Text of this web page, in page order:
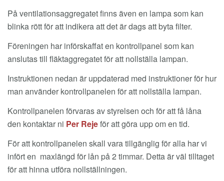
På ventilationsaggregatet finns även en lampa som kan
blinka rött för att indikera att det är dags att byta filter.
Föreningen har införskaffat en kontrollpanel som kan
anslutas till fläktaggregatet för att nollställa lampan.
Instruktionen nedan är uppdaterad med instruktioner för hur
man använder kontrollpanelen för att nollställa lampan.
Kontrollpanelen förvaras av styrelsen och för att få låna
den kontaktar ni Per Rejeför att göra upp om en tid.
För att kontrollpanelen skall vara tillgänglig för alla har vi
infört en maxlängd för lån på 2 timmar. Detta är väl tilltaget
för att hinna utföra nollställningen.